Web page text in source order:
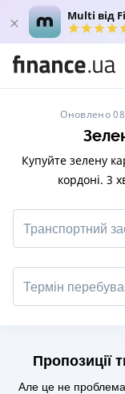
Multi від
Оновлено
Купуйте зелену
кордоні. 3
Транспортний
Термін
Пропозиції
Але це не